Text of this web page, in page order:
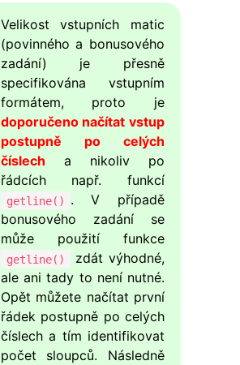
Velikost vstupních matic
(povinného a bonusového
zadání) je přesně
specifikována vstupním
formátem, proto je
doporučeno načítat vstup
postupně po celých
číslech a nikoliv po
řádcích např. funkcí
getline()
. V případě
bonusového zadání se
může použití funkce
getline()
zdát výhodné,
ale ani tady to není nutné.
Opět můžete načítat první
řádek postupně po celých
číslech a tím identifikovat
počet sloupců. Následně